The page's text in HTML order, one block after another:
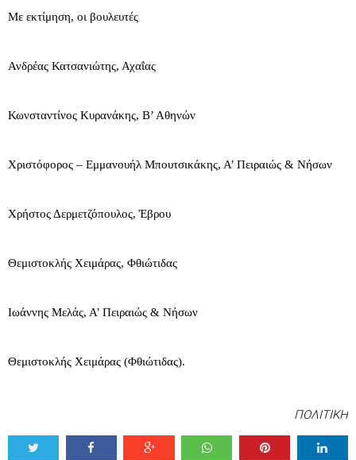
Με εκτίμηση, οι βουλευτές
Ανδρέας Κατσανιώτης, Αχαΐας
Κωνσταντίνος Κυρανάκης, Β’ Αθηνών
Χριστόφορος – Εμμανουήλ Μπουτσικάκης, Α’ Πειραιώς & Νήσων
Χρήστος Δερμετζόπουλος, Έβρου
Θεμιστοκλής Χειμάρας, Φθιώτιδας
Ιωάννης Μελάς, Α’ Πειραιώς & Νήσων
Θεμιστοκλής Χειμάρας (Φθιώτιδας).
ΠΟΛΙΤΙΚΗ